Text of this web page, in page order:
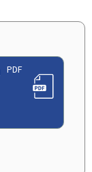
PDF